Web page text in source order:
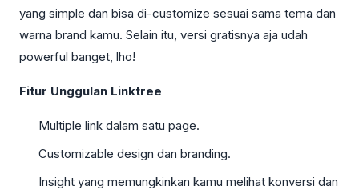
yang simple dan bisa di-customize sesuai sama tema dan
warna brand kamu. Selain itu, versi gratisnya aja udah
powerful banget, lho!
Fitur Unggulan Linktree
Multiple link dalam satu page.
Customizable design dan branding.
Insight yang memungkinkan kamu melihat konversi dan